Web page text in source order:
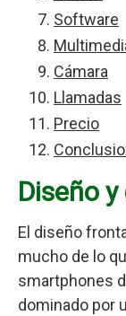
Software
Cámara
Llamadas
Precio
Diseño
El diseño
mucho de lo
smartphones
dominado por